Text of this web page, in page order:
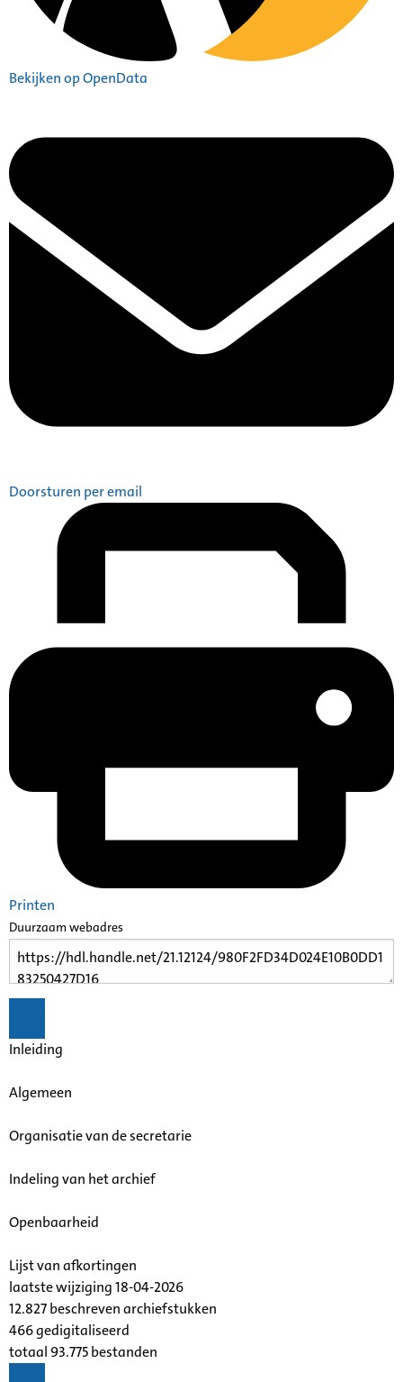
Bekijken op OpenData
Doorsturen per email
Printen
Duurzaam webadres
Inleiding
Algemeen
Organisatie van de secretarie
Indeling van het archief
Openbaarheid
Lijst van afkortingen
laatste wijziging 18-04-2026
12.827 beschreven archiefstukken
466 gedigitaliseerd
totaal 93.775 bestanden